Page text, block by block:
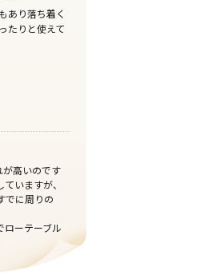
あり落ち着く
たりと使えて
が高いのです
いますが、
でに周りの
ローテーブル